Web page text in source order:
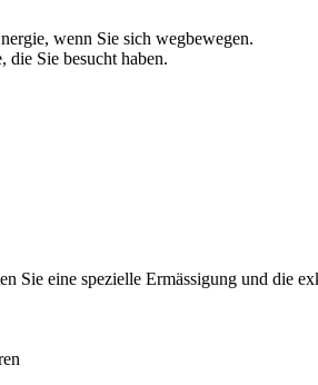
wenn Sie sich wegbewegen.
Sie besucht haben.
Sie eine spezielle Ermässigung und die